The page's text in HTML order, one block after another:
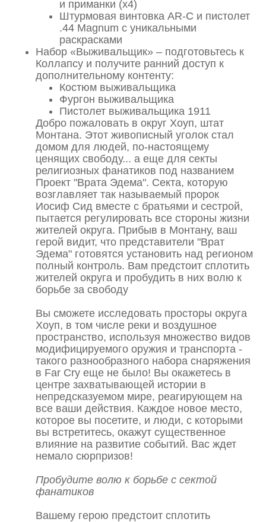
и приманки (х4)
Штурмовая винтовка AR-C и пистолет
.44 Magnum с уникальными
раскрасками
Набор «Выживальщик» – подготовьтесь к
Коллапсу и получите ранний доступ к
дополнительному контенту:
Костюм выживальщика
Фургон выживальщика
Пистолет выживальщика 1911
Добро пожаловать в округ Хоуп, штат
Монтана. Этот живописный уголок стал
домом для людей, по-настоящему
ценящих свободу... а еще для секты
религиозных фанатиков под названием
Проект "Врата Эдема". Секта, которую
возглавляет так называемый пророк
Иосиф Сид вместе с братьями и сестрой,
пытается регулировать все стороны жизни
жителей округа. Прибыв в Монтану, ваш
герой видит, что представители "Врат
Эдема" готовятся установить над регионом
полный контроль. Вам предстоит сплотить
жителей округа и пробудить в них волю к
борьбе за свободу
Вы сможете исследовать просторы округа
Хоуп, в том числе реки и воздушное
пространство, используя множество видов
модифицируемого оружия и транспорта -
такого разнообразного набора снаряжения
в Far Cry еще не было! Вы окажетесь в
центре захватывающей истории в
непредсказуемом мире, реагирующем на
все ваши действия. Каждое новое место,
которое вы посетите, и люди, с которыми
вы встретитесь, окажут существенное
влияние на развитие событий. Вас ждет
немало сюрпризов!
Пробудите волю к борьбе с сектой
фанатиков
Вашему герою предстоит сплотить